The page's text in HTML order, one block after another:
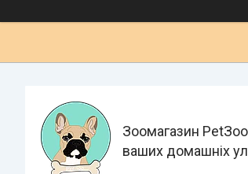
Зоомагазин
ваших домашніх